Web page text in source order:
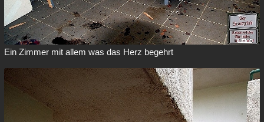
Ein Zimmer mit allem was das Herz begehrt